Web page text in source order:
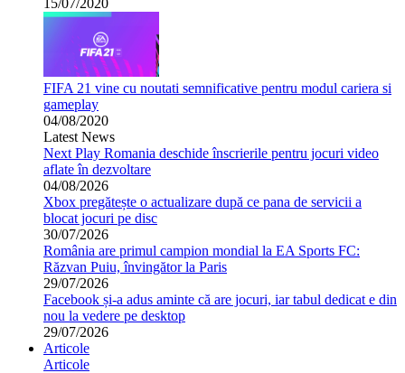
15/07/2020
FIFA 21 vine cu noutati semnificative pentru modul cariera si
gameplay
04/08/2020
Latest News
Next Play Romania deschide înscrierile pentru jocuri video
aflate în dezvoltare
04/08/2026
Xbox pregătește o actualizare după ce pana de servicii a
blocat jocuri pe disc
30/07/2026
România are primul campion mondial la EA Sports FC:
Răzvan Puiu, învingător la Paris
29/07/2026
Facebook și-a adus aminte că are jocuri, iar tabul dedicat e din
nou la vedere pe desktop
29/07/2026
Articole
Articole